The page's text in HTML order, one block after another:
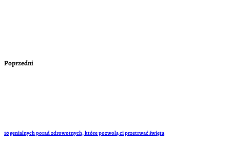
Poprzedni
10 genialnych porad zdrowotnych, które pozwolą ci przetrwać święta